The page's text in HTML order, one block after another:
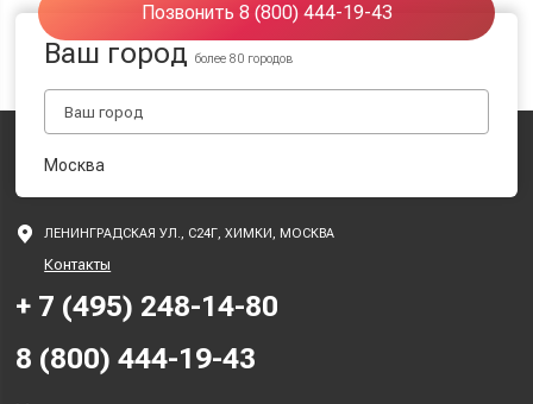
Позвонить 8 (800) 444-19-43
Ваш городболее 80 городов
Москва
ЛЕНИНГРАДСКАЯ УЛ., С24Г, ХИМКИ, МОСКВА
Контакты
+ 7 (495) 248-14-80
8 (800) 444-19-43